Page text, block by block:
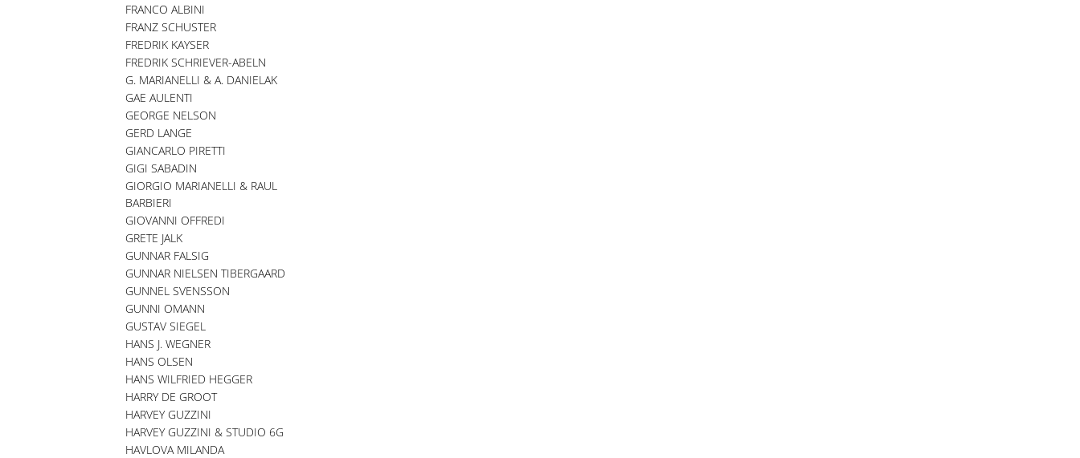
FRANCO ALBINI
FRANZ SCHUSTER
FREDRIK KAYSER
FREDRIK SCHRIEVER-ABELN
G. MARIANELLI & A. DANIELAK
GAE AULENTI
GEORGE NELSON
GERD LANGE
GIANCARLO PIRETTI
GIGI SABADIN
GIORGIO MARIANELLI & RAUL
BARBIERI
GIOVANNI OFFREDI
GRETE JALK
GUNNAR FALSIG
GUNNAR NIELSEN TIBERGAARD
GUNNEL SVENSSON
GUNNI OMANN
GUSTAV SIEGEL
HANS J. WEGNER
HANS OLSEN
HANS WILFRIED HEGGER
HARRY DE GROOT
HARVEY GUZZINI
HARVEY GUZZINI & STUDIO 6G
HAVLOVA MILANDA